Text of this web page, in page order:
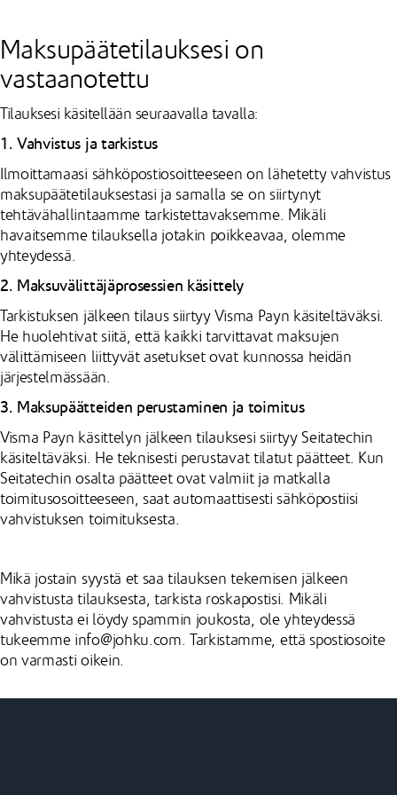
Maksupäätetilauksesi on
vastaanotettu
Tilauksesi käsitellään seuraavalla tavalla:
1. Vahvistus ja tarkistus
Ilmoittamaasi sähköpostiosoitteeseen on lähetetty vahvistus
maksupäätetilauksestasi ja samalla se on siirtynyt
tehtävähallintaamme tarkistettavaksemme. Mikäli
havaitsemme tilauksella jotakin poikkeavaa, olemme
yhteydessä.
2. Maksuvälittäjäprosessien käsittely
Tarkistuksen jälkeen tilaus siirtyy Visma Payn käsiteltäväksi.
He huolehtivat siitä, että kaikki tarvittavat maksujen
välittämiseen liittyvät asetukset ovat kunnossa heidän
järjestelmässään.
3. Maksupäätteiden perustaminen ja toimitus
Visma Payn käsittelyn jälkeen tilauksesi siirtyy Seitatechin
käsiteltäväksi. He teknisesti perustavat tilatut päätteet. Kun
Seitatechin osalta päätteet ovat valmiit ja matkalla
toimitusosoitteeseen, saat automaattisesti sähköpostiisi
vahvistuksen toimituksesta.
Mikä jostain syystä et saa tilauksen tekemisen jälkeen
vahvistusta tilauksesta, tarkista roskapostisi. Mikäli
vahvistusta ei löydy spammin joukosta, ole yhteydessä
tukeemme info@johku.com. Tarkistamme, että spostiosoite
on varmasti oikein.